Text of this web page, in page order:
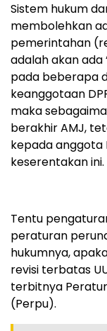
Sistem hukum
membolehkan
pemerintahan
adalah akan ada
pada beberapa
keanggotaan
maka
berakhir AMJ,
kepada anggota
keserentakan ini.
Tentu
peraturan
hukumnya,
revisi terbatas
terbitnya
(Perpu).